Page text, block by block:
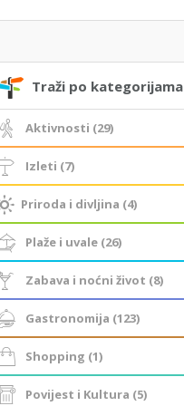
Traži po kategorijama
Aktivnosti (29)
Izleti (7)
Priroda i divljina (4)
Plaže i uvale (26)
Zabava i noćni život (8)
Gastronomija (123)
Shopping (1)
Povijest i Kultura (5)